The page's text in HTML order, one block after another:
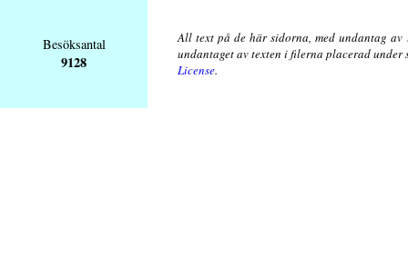
Besöksantal
9128
All text på de här sidorna, med undantag av
undantaget av texten i filerna placerad
License.